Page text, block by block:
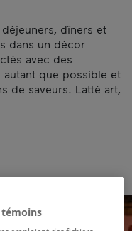
dîners et
dans un décor
avec des
que possible et
de saveurs. Latté art,
témoins